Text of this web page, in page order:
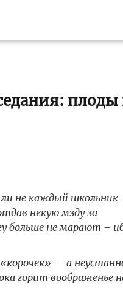
не каждый школьник-
некую мзду за
больше не марают –
— а
горит